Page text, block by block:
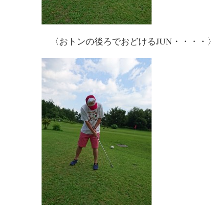
〈おトンの後ろでおどけるJUN・・・・〉